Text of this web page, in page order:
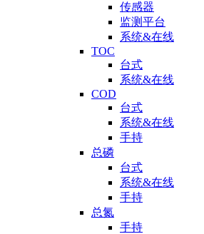
传感器
监测平台
系统&在线
TOC
台式
系统&在线
COD
台式
系统&在线
手持
总磷
台式
系统&在线
手持
总氮
手持